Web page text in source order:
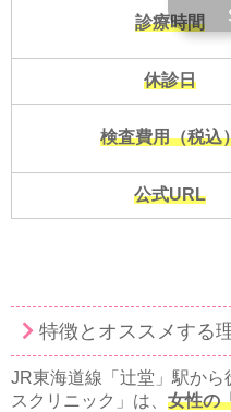
診療時間
休診日
検査費用（税込
公式URL
特徴とオススメする
JR東海道線「辻堂」駅か
スクリニック」は、 女性の